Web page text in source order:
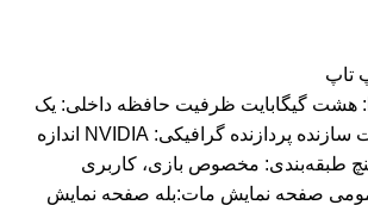
تاپ
ظرفیت حافظه RAM: هشت گیگابایت ظرفیت حافظه داخلی: یک
ترابایت و 256 گیگابایت سازنده پردازنده گرافیکی: NVIDIA اندازه
نمایش: 15.6 اینچ طبقه‌بندی: مخصوص بازی، کاربری
صفحه نمایش مات:بله صفحه نمایش